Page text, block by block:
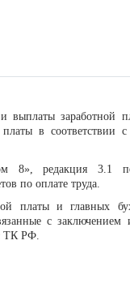
выплаты заработной
в соответствии
8»,
редакция 3.1
по оплате труда.
платы и главных
с заключением
ТК РФ.